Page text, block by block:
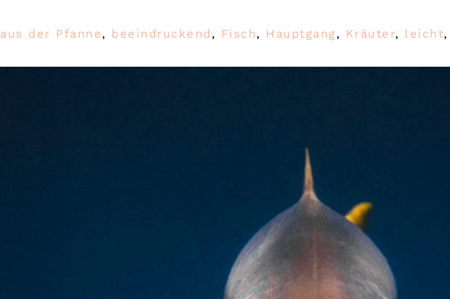
aus der Pfanne, beeindruckend , Fisch, Hauptgang, Kräuter, leicht,